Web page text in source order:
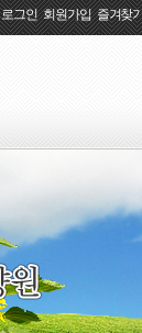
로그인:회원가입:즐겨찾